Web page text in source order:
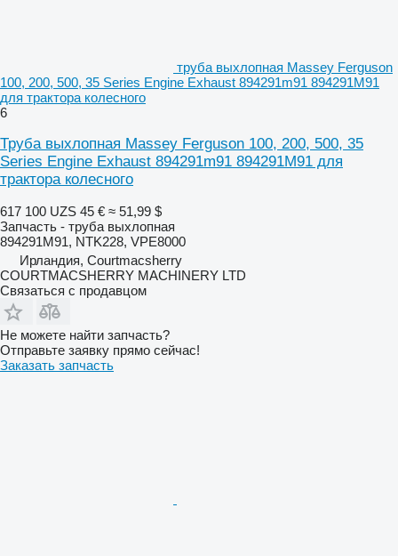
труба выхлопная Massey Ferguson
100, 200, 500, 35 Series Engine Exhaust 894291m91 894291M91
для трактора колесного
6
Труба выхлопная Massey Ferguson 100, 200, 500, 35
Series Engine Exhaust 894291m91 894291M91 для
трактора колесного
617 100 UZS 45 € ≈ 51,99 $
Запчасть - труба выхлопная
894291M91, NTK228, VPE8000
Ирландия, Courtmacsherry
COURTMACSHERRY MACHINERY LTD
Связаться с продавцом
Не можете найти запчасть?
Отправьте заявку прямо сейчас!
Заказать запчасть